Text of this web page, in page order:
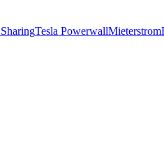
Tesla PowerwallMieterstrom